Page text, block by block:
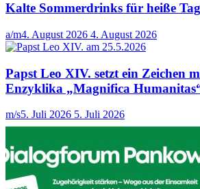
Kalte Sommerdrinks für heiße
a/m4. August 2026 4. August 2026
Papst Leo XIV. setzt ein Zeichen
Enzyklika „Magnifica
m/s5. Juli 2026 5. Juli 2026